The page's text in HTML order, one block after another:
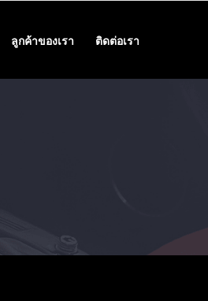
ลูกค้าของเรา ติดต่อเรา